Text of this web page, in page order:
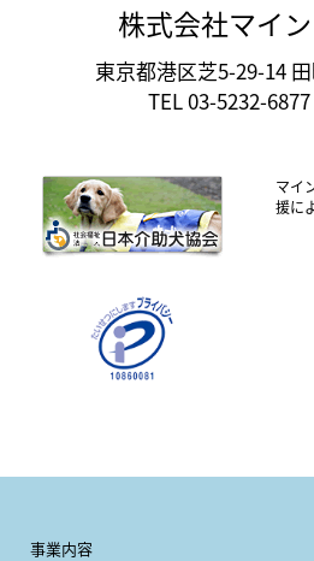
株式会社マイ
東京都港区芝5-29-14
TEL 03-5232-6877
マイ
援に
事業内容